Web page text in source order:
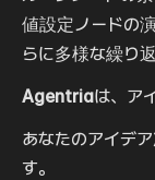
値設定ノードの
らに多様な繰り
Agentriaは、ア
あなたのアイデ
す。